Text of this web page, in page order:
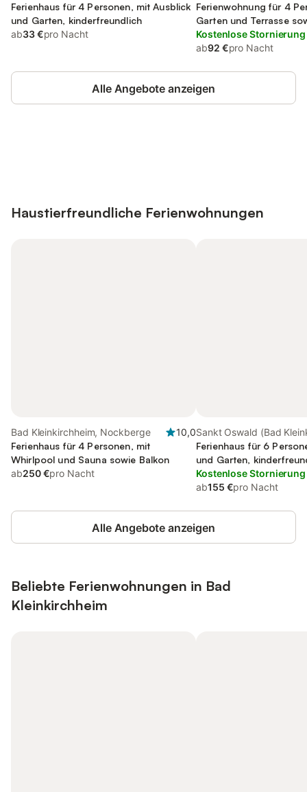
Kleinkirchheim), Bad
Kleinkirchheim
Ferienhaus für 4 Personen, mit Ausblick
und Garten, kinderfreundlich
ab33 €pro Nacht
Ferienwohnung für 4
Garten und Terrasse
Kostenlose Stornierung
ab92 €pro Nacht
Alle Angebote anzeigen
Haustierfreundliche Ferienwohnungen
Bad Kleinkirchheim, Nockberge
10,0
Ferienhaus für 4 Personen, mit
Whirlpool und Sauna sowie Balkon
ab250 €pro Nacht
Sankt Oswald (Bad
Bad Kleinkirchheim
Ferienhaus für 6
und Garten,
Kostenlose Stornierung
ab155 €pro Nacht
Alle Angebote anzeigen
Beliebte Ferienwohnungen in Bad
Kleinkirchheim